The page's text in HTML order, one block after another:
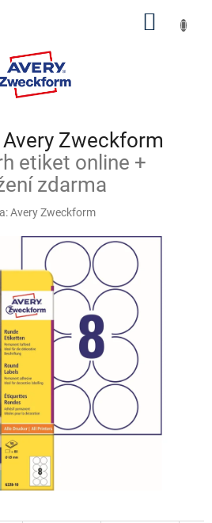
Zweckform
etiket online +
zdarma
Avery Zweckform